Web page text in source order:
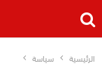
الرئيسية سياسة